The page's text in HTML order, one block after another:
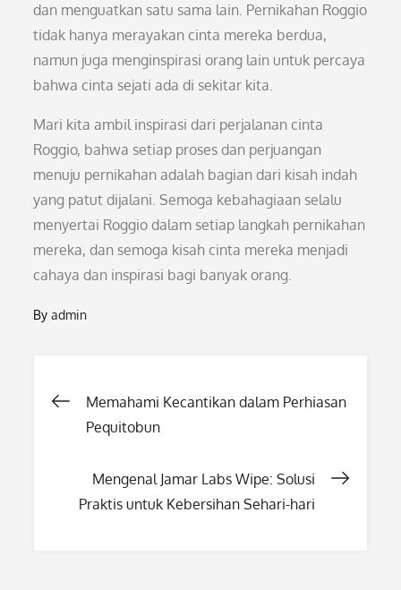
dan menguatkan satu sama lain. Pernikahan Roggio
tidak hanya merayakan cinta mereka berdua,
namun juga menginspirasi orang lain untuk percaya
bahwa cinta sejati ada di sekitar kita.
Mari kita ambil inspirasi dari perjalanan cinta
Roggio, bahwa setiap proses dan perjuangan
menuju pernikahan adalah bagian dari kisah indah
yang patut dijalani. Semoga kebahagiaan selalu
menyertai Roggio dalam setiap langkah pernikahan
mereka, dan semoga kisah cinta mereka menjadi
cahaya dan inspirasi bagi banyak orang.
Byadmin
Post
Memahami Kecantikan dalam Perhiasan
Pequitobun
Mengenal Jamar Labs Wipe: Solusi
Praktis untuk Kebersihan Sehari-hari